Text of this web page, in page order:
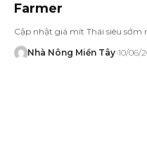
Farmer
Cập nhật giá mít Thái siêu
Nhà Nông Miền Tây 10/06/